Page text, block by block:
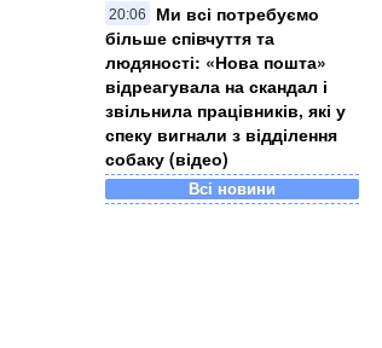
20:06
Ми всі потребуємо
більше співчуття та
людяності: «Нова пошта»
відреагувала на скандал і
звільнила працівників, які у
спеку вигнали з відділення
собаку (відео)
Всі новини